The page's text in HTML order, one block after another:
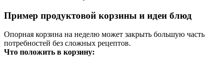
Пример продуктовой корзины и идеи блюд
Опорная корзина на неделю может закрыть большую часть
потребностей без сложных рецептов.
Что положить в корзину: